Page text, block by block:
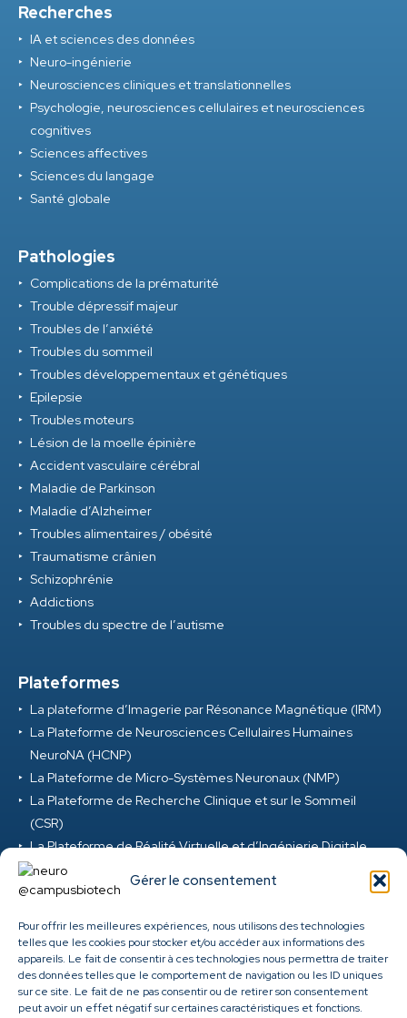
Gérer le consentement
Pour offrir les meilleures expériences, nous utilisons des technologies
telles que les cookies pour stocker et/ou accéder aux informations des
appareils. Le fait de consentir à ces technologies nous permettra de traiter
des données telles que le comportement de navigation ou les ID uniques
sur ce site. Le fait de ne pas consentir ou de retirer son consentement
peut avoir un effet négatif sur certaines caractéristiques et fonctions.
Recherches
IA et sciences des données
Neuro-ingénierie
Neurosciences cliniques et translationnelles
Psychologie, neurosciences cellulaires et neurosciences
cognitives
Sciences affectives
Sciences du langage
Santé globale
Pathologies
Complications de la prématurité
Trouble dépressif majeur
Troubles de l’anxiété
Troubles du sommeil
Troubles développementaux et génétiques
Epilepsie
Troubles moteurs
Lésion de la moelle épinière
Accident vasculaire cérébral
Maladie de Parkinson
Maladie d’Alzheimer
Troubles alimentaires / obésité
Traumatisme crânien
Schizophrénie
Addictions
Troubles du spectre de l’autisme
Plateformes
La plateforme d’Imagerie par Résonance Magnétique (IRM)
La Plateforme de Neurosciences Cellulaires Humaines
NeuroNA (HCNP)
La Plateforme de Micro-Systèmes Neuronaux (NMP)
La Plateforme de Recherche Clinique et sur le Sommeil
(CSR)
La Plateforme de Réalité Virtuelle et d’Ingénierie Digitale
(VRD)
La Plateforme de Neurosciences Précliniques (PNP)
Biotech
Clinique ambulatoire de santé cérébrale et mentale des
HUG
Genome Center